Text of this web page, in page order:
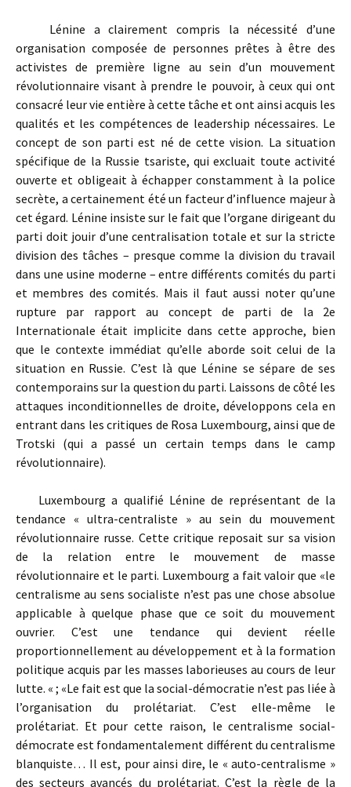
Lénine a clairement compris la nécessité d’une
organisation composée de personnes prêtes à être des
activistes de première ligne au sein d’un mouvement
révolutionnaire visant à prendre le pouvoir, à ceux qui ont
consacré leur vie entière à cette tâche et ont ainsi acquis les
qualités et les compétences de leadership nécessaires. Le
concept de son parti est né de cette vision. La situation
spécifique de la Russie tsariste, qui excluait toute activité
ouverte et obligeait à échapper constamment à la police
secrète, a certainement été un facteur d’influence majeur à
cet égard. Lénine insiste sur le fait que l’organe dirigeant du
parti doit jouir d’une centralisation totale et sur la stricte
division des tâches – presque comme la division du travail
dans une usine moderne – entre différents comités du parti
et membres des comités. Mais il faut aussi noter qu’une
rupture par rapport au concept de parti de la 2e
Internationale était implicite dans cette approche, bien
que le contexte immédiat qu’elle aborde soit celui de la
situation en Russie. C’est là que Lénine se sépare de ses
contemporains sur la question du parti. Laissons de côté les
attaques inconditionnelles de droite, développons cela en
entrant dans les critiques de Rosa Luxembourg, ainsi que de
Trotski (qui a passé un certain temps dans le camp
révolutionnaire).
Luxembourg a qualifié Lénine de représentant de la
tendance « ultra-centraliste » au sein du mouvement
révolutionnaire russe. Cette critique reposait sur sa vision
de la relation entre le mouvement de masse
révolutionnaire et le parti. Luxembourg a fait valoir que «le
centralisme au sens socialiste n’est pas une chose absolue
applicable à quelque phase que ce soit du mouvement
ouvrier. C’est une tendance qui devient réelle
proportionnellement au développement et à la formation
politique acquis par les masses laborieuses au cours de leur
lutte. « ; «Le fait est que la social-démocratie n’est pas liée à
l’organisation du prolétariat. C’est elle-même le
prolétariat. Et pour cette raison, le centralisme social-
démocrate est fondamentalement différent du centralisme
blanquiste… Il est, pour ainsi dire, le « auto-centralisme »
des secteurs avancés du prolétariat. C’est la règle de la